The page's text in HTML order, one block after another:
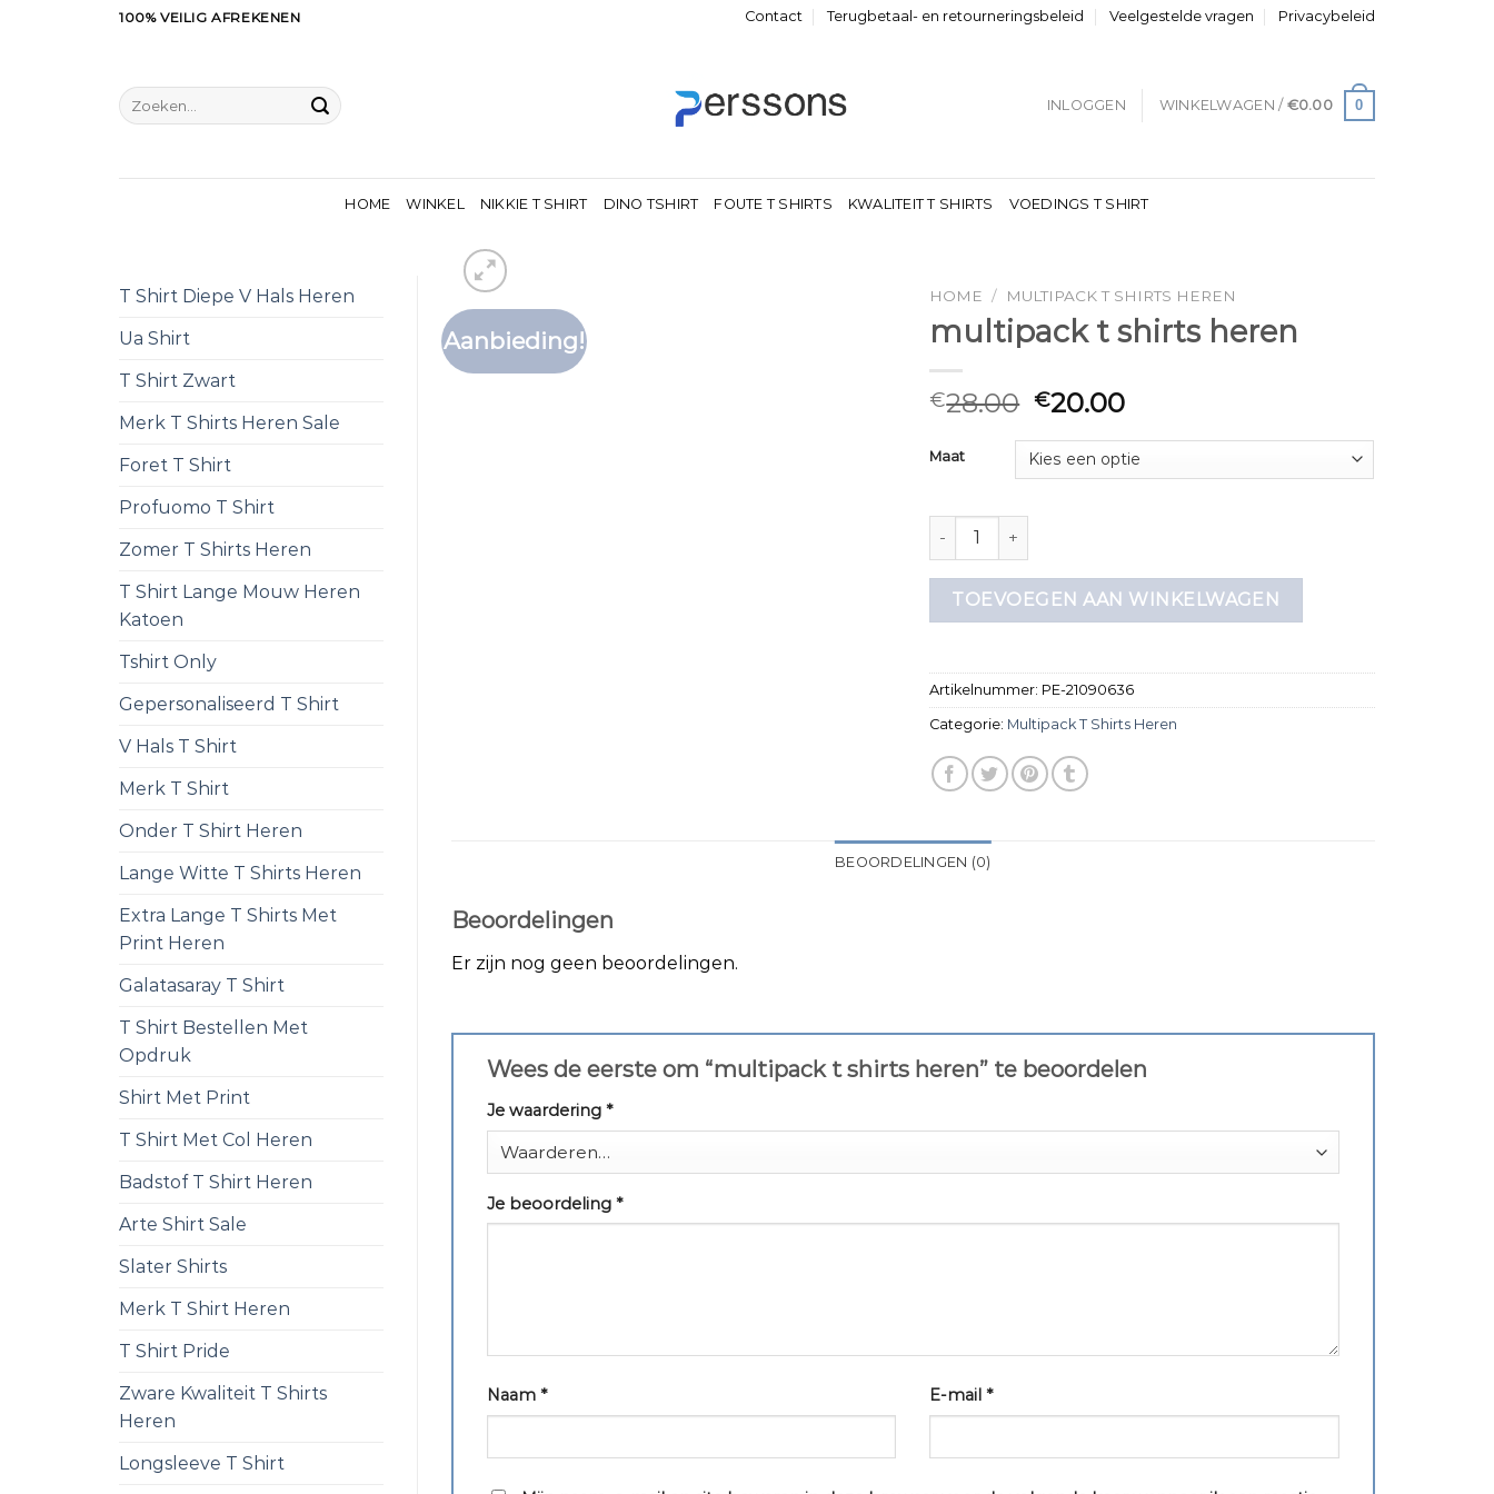
100% VEILIG AFREKENEN Contact Terugbetaal- en retourneringsbeleid Veelgestelde vragen Privacybeleid
Zoeken
naar:
INLOGGEN WINKELWAGEN / €0.00 0
HOME WINKEL NIKKIE T SHIRT DINO TSHIRT FOUTE T SHIRTS KWALITEIT T SHIRTS VOEDINGS T SHIRT
T Shirt Diepe V Hals Heren
Ua Shirt
T Shirt Zwart
Merk T Shirts Heren Sale
Foret T Shirt
Profuomo T Shirt
Zomer T Shirts Heren
T Shirt Lange Mouw Heren
Katoen
Tshirt Only
Gepersonaliseerd T Shirt
V Hals T Shirt
Merk T Shirt
Onder T Shirt Heren
Lange Witte T Shirts Heren
Extra Lange T Shirts Met
Print Heren
Galatasaray T Shirt
T Shirt Bestellen Met
Opdruk
Shirt Met Print
T Shirt Met Col Heren
Badstof T Shirt Heren
Arte Shirt Sale
Slater Shirts
Merk T Shirt Heren
T Shirt Pride
Zware Kwaliteit T Shirts
Heren
Longsleeve T Shirt
Aanbieding!
HOME / MULTIPACK T SHIRTS HEREN
multipack t shirts heren
€28.00 €20.00
Maat
multipack t shirts heren aantal
TOEVOEGEN AAN WINKELWAGEN
Artikelnummer: PE-21090636
Categorie: Multipack T Shirts Heren
BEOORDELINGEN (0)
Beoordelingen
Er zijn nog geen beoordelingen.
Wees de eerste om “multipack t shirts heren” te beoordelen
Je waardering *
Je beoordeling *
Naam * E-mail*